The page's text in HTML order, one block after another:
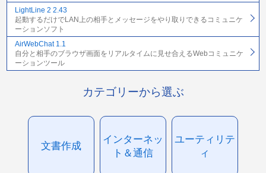
LightLine 2 2.43
起動するだけでLAN上の相手とメッセージをやり取りできるコミュニケ
ーションソフト
AirWebChat 1.1
自分と相手のブラウザ画面をリアルタイムに見せ合えるWebコミュニケ
ーションツール
カテゴリーから選ぶ
文書作成
インターネッ
ト＆通信
ユーティリテ
ィ